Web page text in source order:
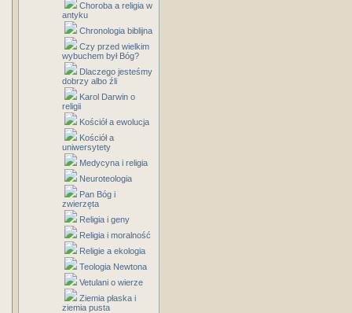
Choroba a religia w
antyku
Chronologia biblijna
Czy przed wielkim
wybuchem był Bóg?
Dlaczego jesteśmy
dobrzy albo źli
Karol Darwin o
religii
Kościół a ewolucja
Kościół a
uniwersytety
Medycyna i religia
Neuroteologia
Pan Bóg i
zwierzęta
Religia i geny
Religia i moralność
Religie a ekologia
Teologia Newtona
Vetulani o wierze
Ziemia płaska i
ziemia pusta